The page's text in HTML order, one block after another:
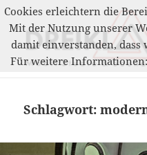
Schlagwort:
Cookies erleichtern die
Mit der Nutzung unserer
damit einverstanden, dass
Für weitere